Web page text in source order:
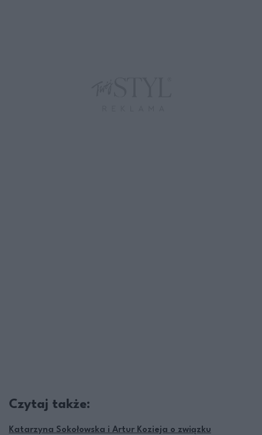
Czytaj także:
Katarzyna Sokołowska i Artur Kozieja o związku